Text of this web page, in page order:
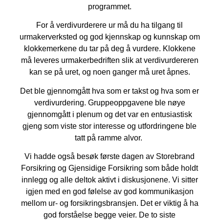
programmet.
For å verdivurderere ur må du ha tilgang til
urmakerverksted og god kjennskap og kunnskap om
klokkemerkene du tar på deg å vurdere. Klokkene
må leveres urmakerbedriften slik at verdivurdereren
kan se på uret, og noen ganger må uret åpnes.
Det ble gjennomgått hva som er takst og hva som er
verdivurdering. Gruppeoppgavene ble nøye
gjennomgått i plenum og det var en entusiastisk
gjeng som viste stor interesse og utfordringene ble
tatt på ramme alvor.
Vi hadde også besøk første dagen av Storebrand
Forsikring og Gjensidige Forsikring som både holdt
innlegg og alle deltok aktivt i diskusjonene. Vi sitter
igjen med en god følelse av god kommunikasjon
mellom ur- og forsikringsbransjen. Det er viktig å ha
god forståelse begge veier. De to siste